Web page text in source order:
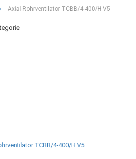
Axial-Rohrventilator TCBB/4-400/H V5